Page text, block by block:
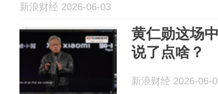
新浪财经 2026-06-03
黄仁勋这场
说了点啥？
新浪财经 2026-06-